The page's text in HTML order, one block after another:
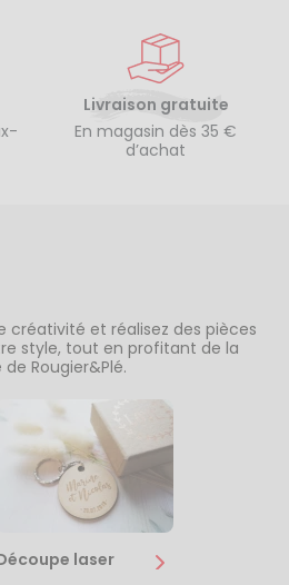
Livraison gratuite
En magasin dès 35 €
d’achat
créativité et réalisez des pièces
style, tout en profitant de la
Rougier&Plé.
laser